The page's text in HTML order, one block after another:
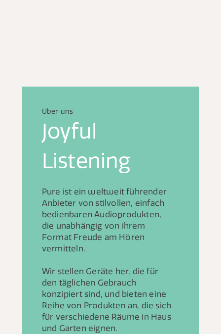
Über uns
Joyful
Listening
Pure ist ein weltweit führender
Anbieter von stilvollen, einfach
bedienbaren Audioprodukten,
die unabhängig von ihrem
Format Freude am Hören
vermitteln.
Wir stellen Geräte her, die für
den täglichen Gebrauch
konzipiert sind, und bieten eine
Reihe von Produkten an, die sich
für verschiedene Räume in Haus
und Garten eignen.